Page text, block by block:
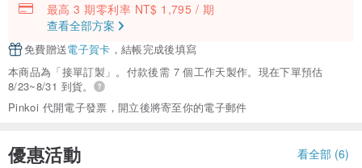
最高 3 期零利率 NT$ 1,795 / 期
查看全部方案
免費贈送電子賀卡 ，結帳完成後填寫
本商品為「接單訂製」。付款後需 7 個工作天製作。現在下單預估
8/23~8/31 到貨。
Pinkoi 代開電子發票，開立後將寄至你的電子郵件
優惠活動 看全部 (6)